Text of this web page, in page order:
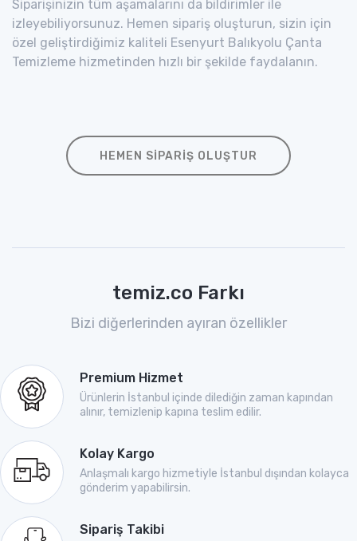
Siparişinizin tüm aşamalarını da bildirimler ile
izleyebiliyorsunuz. Hemen sipariş oluşturun, sizin için
özel geliştirdiğimiz kaliteli Esenyurt Balıkyolu Çanta
Temizleme hizmetinden hızlı bir şekilde faydalanın.
HEMEN SIPARIŞ OLUŞTUR
temiz.co Farkı
Bizi diğerlerinden ayıran özellikler
Premium Hizmet
Ürünlerin İstanbul içinde dilediğin zaman kapından
alınır, temizlenip kapına teslim edilir.
Kolay Kargo
Anlaşmalı kargo hizmetiyle İstanbul dışından kolayca
gönderim yapabilirsin.
Sipariş Takibi